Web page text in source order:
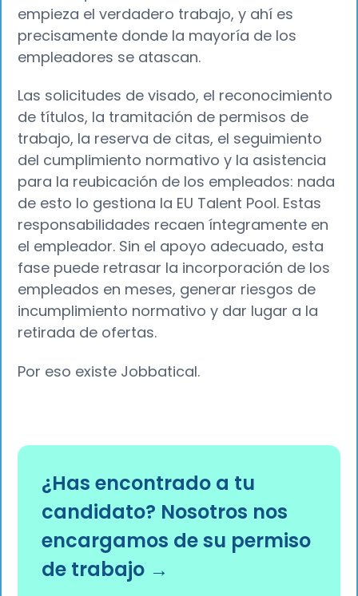
empieza el verdadero trabajo, y ahí es
precisamente donde la mayoría de los
empleadores se atascan.
Las solicitudes de visado, el reconocimiento
de títulos, la tramitación de permisos de
trabajo, la reserva de citas, el seguimiento
del cumplimiento normativo y la asistencia
para la reubicación de los empleados: nada
de esto lo gestiona la EU Talent Pool. Estas
responsabilidades recaen íntegramente en
el empleador. Sin el apoyo adecuado, esta
fase puede retrasar la incorporación de los
empleados en meses, generar riesgos de
incumplimiento normativo y dar lugar a la
retirada de ofertas.
Por eso existe Jobbatical.
¿Has encontrado a tu
candidato? Nosotros nos
encargamos de su permiso
de trabajo →